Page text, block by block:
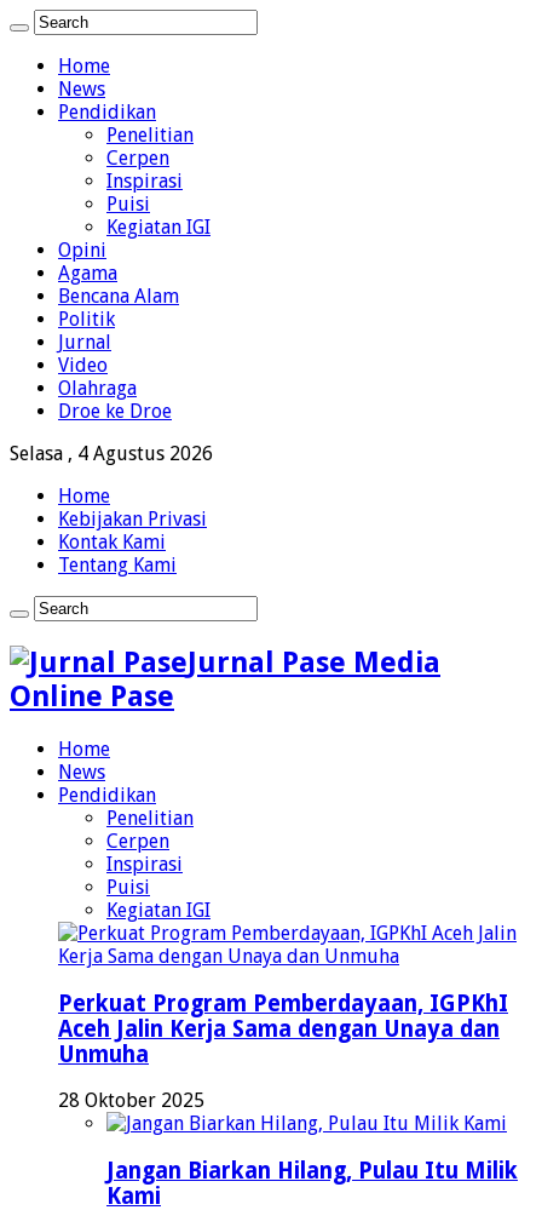
Home
News
Pendidikan
Penelitian
Cerpen
Inspirasi
Puisi
Kegiatan IGI
Opini
Agama
Bencana Alam
Politik
Jurnal
Video
Olahraga
Droe ke Droe
Selasa , 4 Agustus 2026
Home
Kebijakan Privasi
Kontak Kami
Tentang Kami
Jurnal Pase Media
Online Pase
Home
News
Pendidikan
Penelitian
Cerpen
Inspirasi
Puisi
Kegiatan IGI
Perkuat Program Pemberdayaan, IGPKhI
Aceh Jalin Kerja Sama dengan Unaya dan
Unmuha
28 Oktober 2025
Jangan Biarkan Hilang, Pulau Itu Milik
Kami